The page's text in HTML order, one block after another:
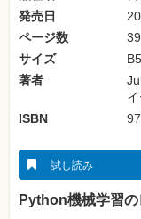
ビ
ジ
ネ
ス・
読
み
物
カ
写
真
資
発売日
ページ数
サイズ
著者
ISBN
試し読み
Python機械学習の